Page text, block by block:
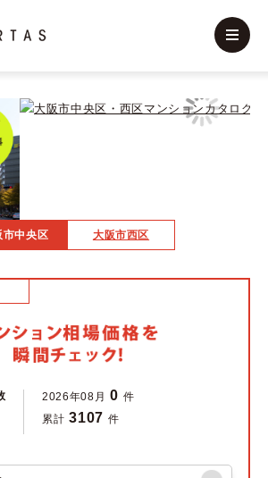
市中央区 大阪市西区
2026年08月 0 件
累計 3107 件